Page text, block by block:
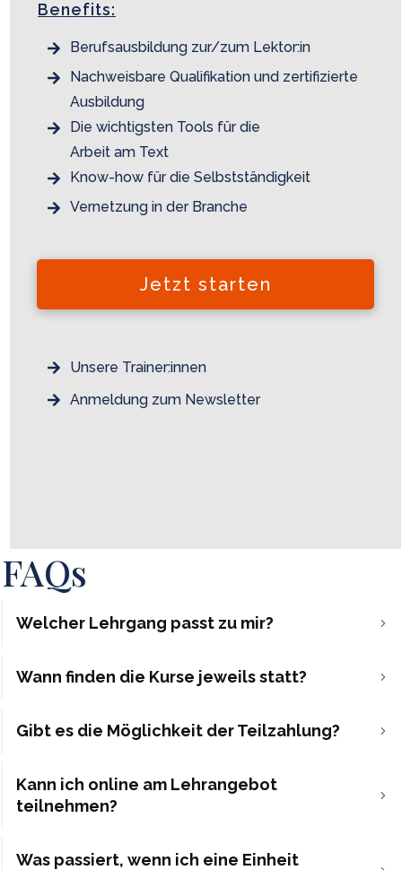
Benefits:
Berufsausbildung zur/zum Lektor:in
Nachweisbare Qualifikation und zertifizierte
Ausbildung
Die wichtigsten Tools für die
Arbeit am Text
Know-how für die Selbstständigkeit
Vernetzung in der Branche
Jetzt starten
Unsere Trainer:innen
Anmeldung zum Newsletter
FAQs
Welcher Lehrgang passt zu mir?
Wann finden die Kurse jeweils statt?
Gibt es die Möglichkeit der Teilzahlung?
Kann ich online am Lehrangebot
teilnehmen?
Was passiert, wenn ich eine Einheit